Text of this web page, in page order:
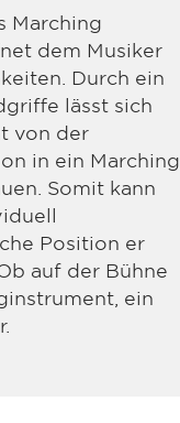
Marching
dem Musiker
Durch ein
lässt sich
von der
in ein Marching
Somit kann
Position er
auf der Bühne
ein